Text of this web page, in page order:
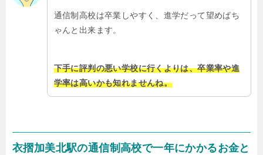
通信制高校は卒業しやすく、進学だって望めばち
ゃんと出来ます。
下手に評判の悪い学校に行くよりは、卒業率や進
学率は高いかも知れませんね。
衣摺加美北駅の通信制高校で一年にかかるお金と